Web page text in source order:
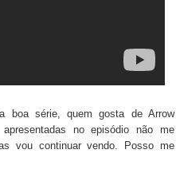
boa série, quem gosta de Arrow
no episódio não me
vou continuar vendo. Posso me